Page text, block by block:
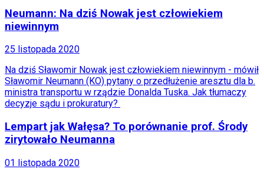
Na wakacje
Paliwo
Premiery
Życie gwiazd
Aktualności
Plotki
Telewizja
Edukacja
Aktualności
Kobieta
Neumann: Na dziś Nowak jest człowiekiem
niewinnym
25 listopada 2020
Na dziś Sławomir Nowak jest człowiekiem niewinnym - mówił
Sławomir Neumann (KO) pytany o przedłużenie aresztu dla b.
ministra transportu w rządzie Donalda Tuska. Jak tłumaczy
decyzje sądu i prokuratury?
Lempart jak Wałęsa? To porównanie prof. Środy
zirytowało Neumanna
01 listopada 2020